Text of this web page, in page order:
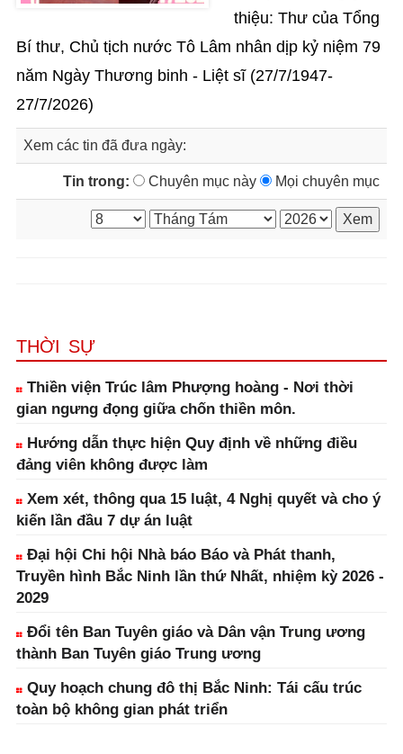
thiệu: Thư của Tổng
Bí thư, Chủ tịch nước Tô Lâm nhân dịp kỷ niệm 79
năm Ngày Thương binh - Liệt sĩ (27/7/1947-
27/7/2026)
Xem các tin đã đưa ngày:
Tin trong: Chuyên mục này Mọi chuyên mục
THỜI SỰ
Thiền viện Trúc lâm Phượng hoàng - Nơi thời
gian ngưng đọng giữa chốn thiền môn.
Hướng dẫn thực hiện Quy định về những điều
đảng viên không được làm
Xem xét, thông qua 15 luật, 4 Nghị quyết và cho ý
kiến lần đầu 7 dự án luật
Đại hội Chi hội Nhà báo Báo và Phát thanh,
Truyền hình Bắc Ninh lần thứ Nhất, nhiệm kỳ 2026 -
2029
Đổi tên Ban Tuyên giáo và Dân vận Trung ương
thành Ban Tuyên giáo Trung ương
Quy hoạch chung đô thị Bắc Ninh: Tái cấu trúc
toàn bộ không gian phát triển